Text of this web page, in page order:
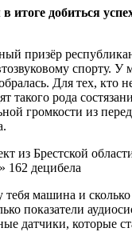
итоге добиться
призёр
спорту. У
Для тех, кто
такого рода
громкости из
машина и сколько
показатели
датчики, которые